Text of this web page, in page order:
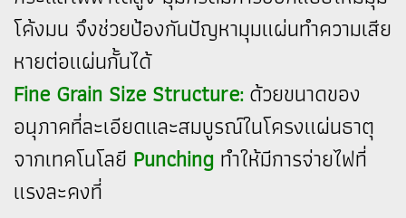
โค้งมน จึงช่วยป้องกันปัญหามุมแผ่นทำความเสีย
หายต่อแผ่นกั้นได้
Fine Grain Size Structure:ด้วยขนาดของ
อนุภาคที่ละเอียดและสมบูรณ์ในโครงแผ่นธาตุ
จากเทคโนโลยี Punching ทำให้มีการจ่ายไฟที่
แรงละคงที่